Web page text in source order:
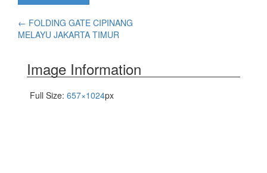
← FOLDING GATE CIPINANG
MELAYU JAKARTA TIMUR
Image Information
Full Size: 657×1024px